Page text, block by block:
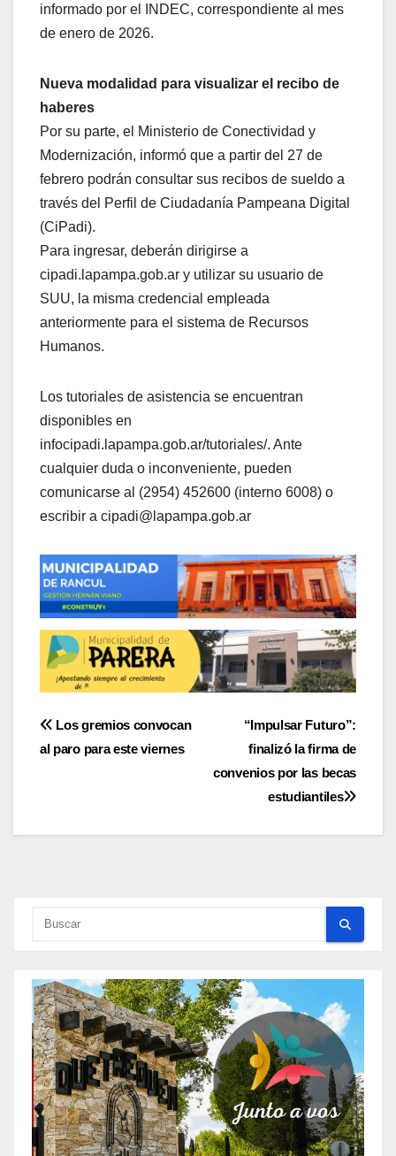
informado por el INDEC, correspondiente al mes
de enero de 2026.
Nueva modalidad para visualizar el recibo de
haberes
Por su parte, el Ministerio de Conectividad y
Modernización, informó que a partir del 27 de
febrero podrán consultar sus recibos de sueldo a
través del Perfil de Ciudadanía Pampeana Digital
(CiPadi).
Para ingresar, deberán dirigirse a
cipadi.lapampa.gob.ar y utilizar su usuario de
SUU, la misma credencial empleada
anteriormente para el sistema de Recursos
Humanos.
Los tutoriales de asistencia se encuentran
disponibles en
infocipadi.lapampa.gob.ar/tutoriales/. Ante
cualquier duda o inconveniente, pueden
comunicarse al (2954) 452600 (interno 6008) o
escribir a cipadi@lapampa.gob.ar
Navegación
de
“Impulsar Futuro”:
finalizó la firma de
convenios por las becas
estudiantiles
Los gremios convocan
al paro para este viernes